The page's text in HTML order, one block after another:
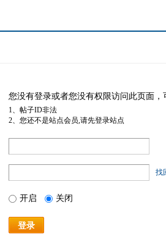
您没有登录或者您没有权限访问此页面
1、帖子ID非法
2、您还不是站点会员,请先登录站点
找
开启 关闭
登录